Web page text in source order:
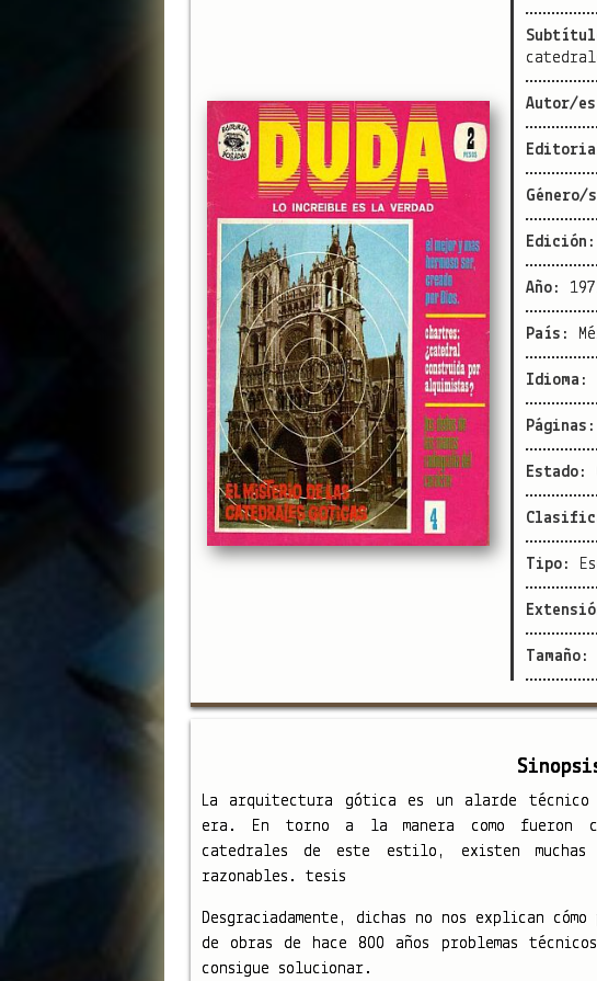
Autor/
Género/
Edición:
Año:
País:
Idioma:
Páginas:
Estado:
Tipo:
La arquitectura gótica es un alarde
era. En torno a la manera como fueron
catedrales de este estilo, existen
razonables. tesis
Desgraciadamente, dichas no nos explican
de obras de hace 800 años problemas
consigue solucionar.